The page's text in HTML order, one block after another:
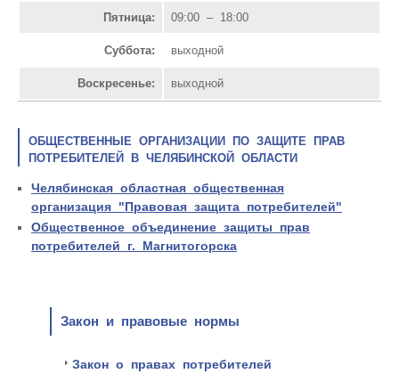
Пятница: 09:00 – 18:00
Суббота: выходной
Воскресенье: выходной
ОБЩЕСТВЕННЫЕ ОРГАНИЗАЦИИ ПО ЗАЩИТЕ ПРАВ
ПОТРЕБИТЕЛЕЙ В ЧЕЛЯБИНСКОЙ ОБЛАСТИ
Челябинская областная общественная
организация "Правовая защита потребителей"
Общественное объединение защиты прав
потребителей г. Магнитогорска
Закон и правовые нормы
Закон о правах потребителей